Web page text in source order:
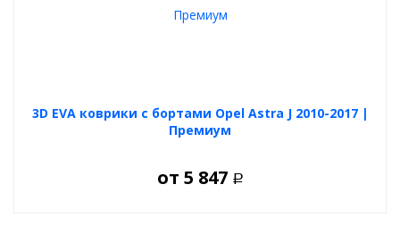
3D EVA коврики с бортами Opel Astra J 2010-2017 |
Премиум
от 5 847 Р